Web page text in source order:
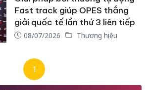
Fast track giúp OPES thắng
giải quốc tế lần thứ 3 liên tiếp
08/07/2026 Thương hiệu
1